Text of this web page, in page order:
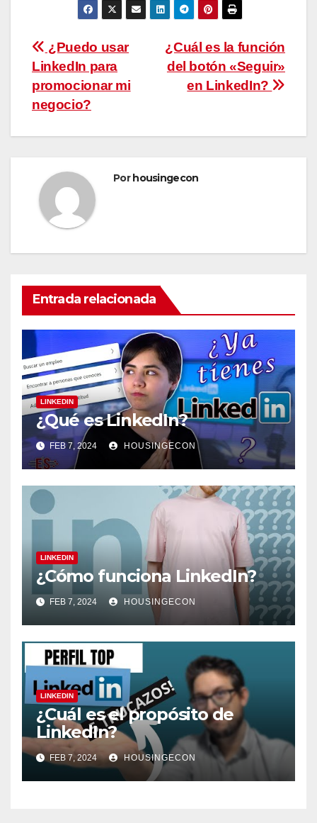
Navegación
de
entradas
¿Cuál es la función
del botón «Seguir»
en LinkedIn?
¿Puedo usar
LinkedIn para
promocionar mi
negocio?
Porhousingecon
Entrada relacionada
LINKEDIN
¿Qué es LinkedIn?
FEB 7, 2024 HOUSINGECON
LINKEDIN
¿Cómo funciona LinkedIn?
FEB 7, 2024 HOUSINGECON
LINKEDIN
¿Cuál es el propósito de
LinkedIn?
FEB 7, 2024 HOUSINGECON